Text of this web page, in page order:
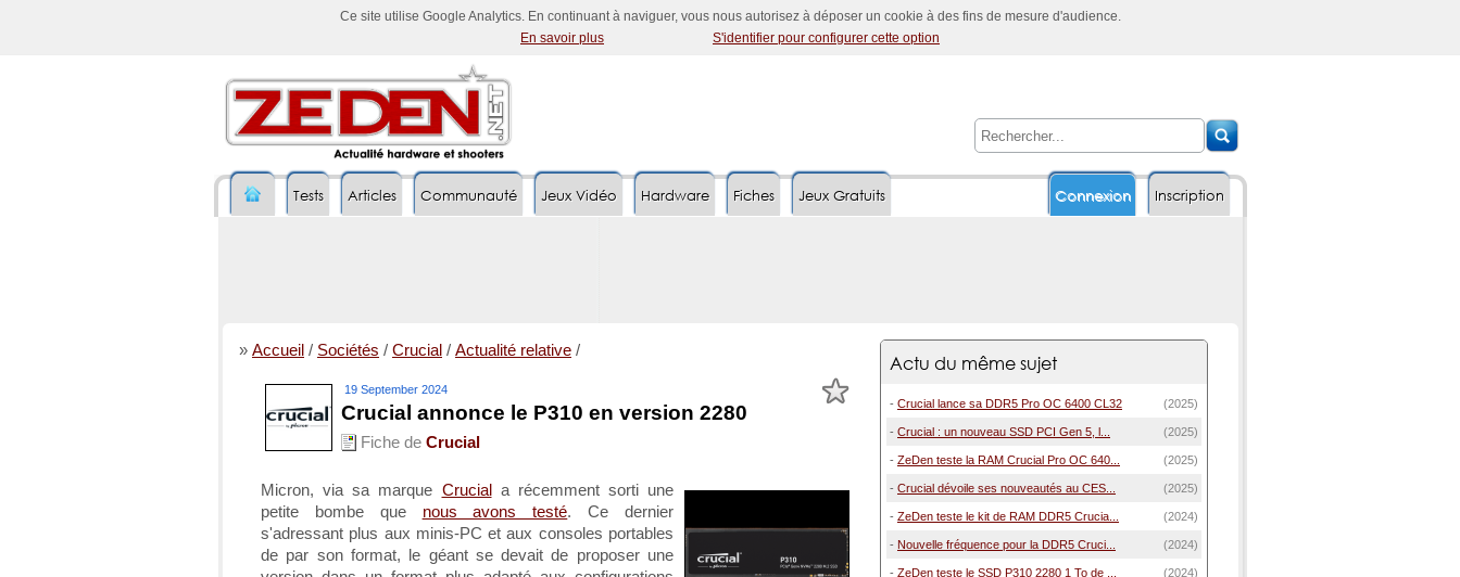
Ce site utilise Google Analytics. En continuant à naviguer, vous nous autorisez à déposer un cookie à des fins de mesure d'audience.
En savoir plus
S'identifier pour configurer cette option
Inscription
Tests Articles Communauté Jeux Vidéo Hardware Fiches Connexion
Jeux Gratuits
» Accueil / Sociétés / Crucial / Actualité relative /
19 September 2024
Crucial annonce le P310 en version 2280
Fiche de Crucial
Micron, via sa marque Crucial
a récemment sorti une
petite bombe que nous avons testé. Ce dernier
s'adressant plus aux minis-PC et aux consoles portables
de par son format, le géant se devait de proposer une
Actu du même sujet
- Crucial lance sa DDR5 Pro OC 6400 CL32 (2025)
- Crucial : un nouveau SSD PCI Gen 5, l... (2025)
- ZeDen teste la RAM Crucial Pro OC 640... (2025)
- Crucial dévoile ses nouveautés au CES... (2025)
- ZeDen teste le kit de RAM DDR5 Crucia... (2024)
- Nouvelle fréquence pour la DDR5 Cruci... (2024)
- ZeDen teste le SSD P310 2280 1 To de ... (2024)